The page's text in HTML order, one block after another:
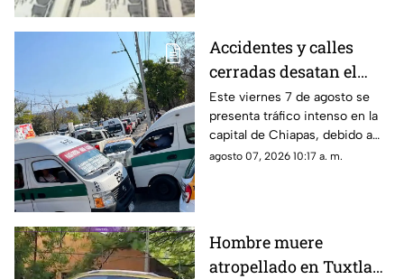
Accidentes y calles
cerradas desatan el
tráfico en Tuxtla
Gutiérrez este viernes
Este viernes 7 de agosto se
presenta tráfico intenso en la
capital de Chiapas, debido a
accidentes, calles cerradas y
agosto 07, 2026 10:17 a. m.
Hombre muere
atropellado en Tuxtla